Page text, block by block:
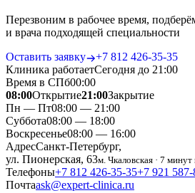
Перезвоним в рабочее время,
и врача подходящей специальности
Оставить заявку
+7 812 426‑35‑35
Клиника работаетСегодня до 21:00
Время в СПб00:00
08:00Открытие21:00Закрытие
Пн — Пт08:00 — 21:00
Суббота08:00 — 18:00
Воскресенье08:00 — 16:00
АдресСанкт-Петербург,
ул. Пионерская, 63м. Чкаловская · 7
Телефоны+7 812 426‑35‑35+7 921
Почтаask@expert-clinica.ru